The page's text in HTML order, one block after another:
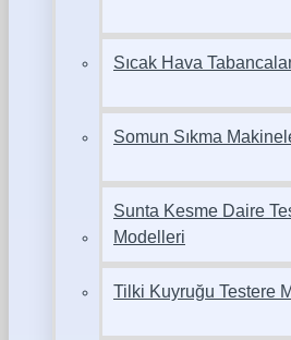
Sıcak Hava
Somun Sıkma
Sunta Kesme Daire
Modelleri
Tilki Kuyruğu Testere